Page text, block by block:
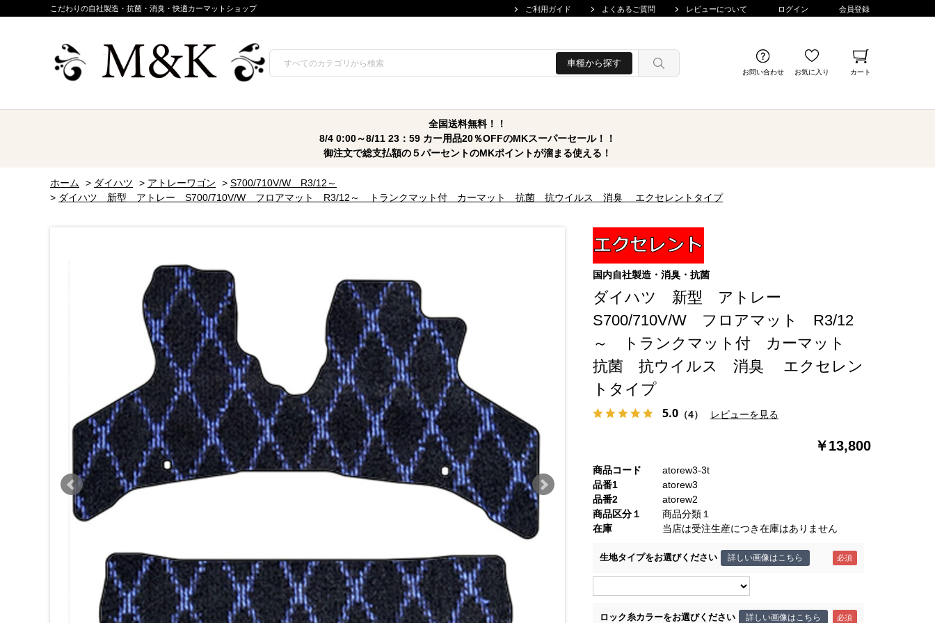
こだわりの自社製造・抗菌・消臭・快適カーマットショップ ご利用ガイド よくあるご質問 レビューについて ログイン 会員登録
車種から探す
お問い合わせ お気に入り カート
全国送料無料！！
8/4 0:00～8/11 23：59 カー用品20％OFFのMKスーパーセール！！
御注文で総支払額の５パーセントのMKポイントが溜まる使える！
ホーム > ダイハツ > アトレーワゴン > S700/710V/W R3/12～
> ダイハツ 新型 アトレー S700/710V/W フロアマット R3/12～ トランクマット付 カーマット 抗菌 抗ウイルス 消臭 エクセレントタイプ
国内自社製造・消臭・抗菌
ダイハツ 新型 アトレー
S700/710V/W フロアマット R3/12
～ トランクマット付 カーマット
抗菌 抗ウイルス 消臭 エクセレン
トタイプ
5.0 （4） レビューを見る
￥13,800
商品コード
atorew3-3t
品番1
atorew3
品番2
atorew2
商品区分１
商品分類１
在庫
当店は受注生産につき在庫はありません
生地タイプをお選びください 詳しい画像はこちら
ロック糸カラーをお選びください 詳しい画像はこちら